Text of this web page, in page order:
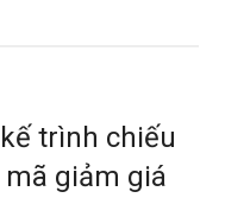
trình chiếu
giảm giá